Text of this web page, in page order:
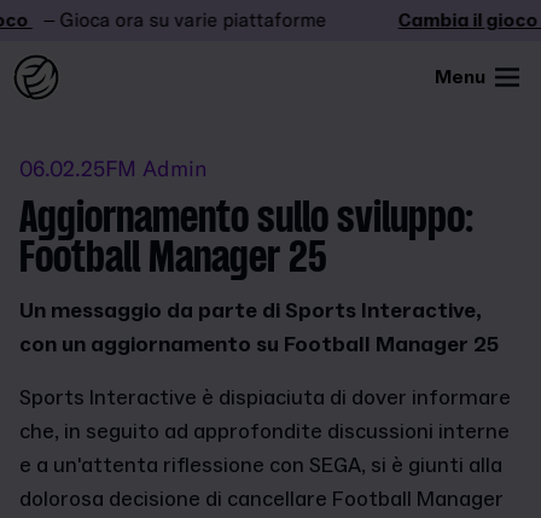
– Gioca ora su varie piattaforme Cambia il gioco
Menu
06.02.25FM Admin
Aggiornamento sullo sviluppo:
Football Manager 25
Un messaggio da parte di Sports Interactive,
con un aggiornamento su Football Manager 25
Sports Interactive è dispiaciuta di dover informare
che, in seguito ad approfondite discussioni interne
e a un'attenta riflessione con SEGA, si è giunti alla
dolorosa decisione di cancellare Football Manager